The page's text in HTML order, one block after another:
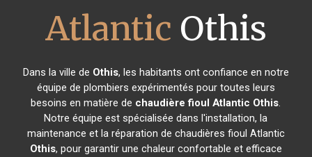
Atlantic Othis
Dans la ville de Othis, les habitants ont confiance en notre
équipe de plombiers expérimentés pour toutes leurs
besoins en matière de chaudière fioul Atlantic Othis.
Notre équipe est spécialisée dans l'installation, la
maintenance et la réparation de chaudières fioul Atlantic
Othis, pour garantir une chaleur confortable et efficace